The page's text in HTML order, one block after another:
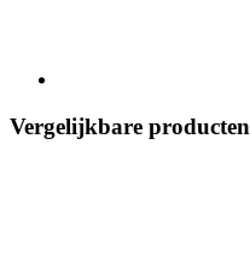
Vergelijkbare producten